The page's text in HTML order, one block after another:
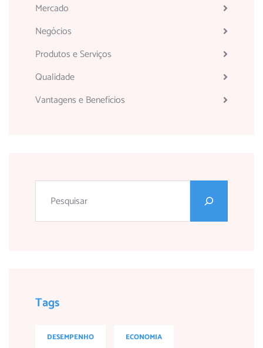
Mercado
Negócios
Produtos e Serviços
Qualidade
Vantagens e Benefícios
Tags
DESEMPENHO ECONOMIA